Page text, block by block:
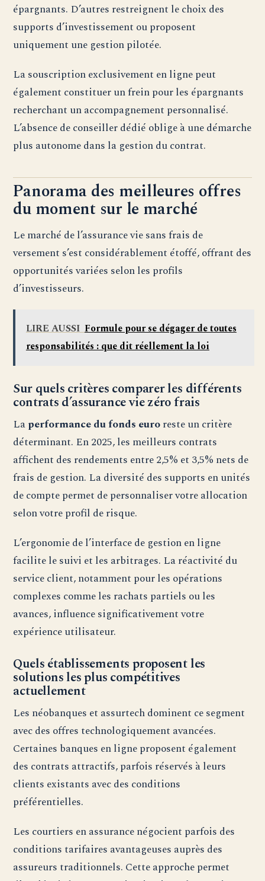
épargnants. D’autres restreignent le choix des
supports d’investissement ou proposent
uniquement une gestion pilotée.
La souscription exclusivement en ligne peut
également constituer un frein pour les épargnants
recherchant un accompagnement personnalisé.
L’absence de conseiller dédié oblige à une démarche
plus autonome dans la gestion du contrat.
Panorama des meilleures offres
du moment sur le marché
Le marché de l’assurance vie sans frais de
versement s’est considérablement étoffé, offrant des
opportunités variées selon les profils
d’investisseurs.
LIRE AUSSI Formule pour se dégager de toutes
responsabilités : que dit réellement la loi
Sur quels critères comparer les différents
contrats d’assurance vie zéro frais
Laperformance du fonds euroreste un critère
déterminant. En 2025, les meilleurs contrats
affichent des rendements entre 2,5% et 3,5% nets de
frais de gestion. La diversité des supports en unités
de compte permet de personnaliser votre allocation
selon votre profil de risque.
L’ergonomie de l’interface de gestion en ligne
facilite le suivi et les arbitrages. La réactivité du
service client, notamment pour les opérations
complexes comme les rachats partiels ou les
avances, influence significativement votre
expérience utilisateur.
Quels établissements proposent les
solutions les plus compétitives
actuellement
Les néobanques et assurtech dominent ce segment
avec des offres technologiquement avancées.
Certaines banques en ligne proposent également
des contrats attractifs, parfois réservés à leurs
clients existants avec des conditions
préférentielles.
Les courtiers en assurance négocient parfois des
conditions tarifaires avantageuses auprès des
assureurs traditionnels. Cette approche permet